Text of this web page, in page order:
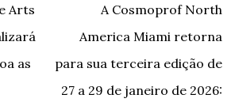
Arts
as
A Cosmoprof North
America Miami retorna
para sua terceira edição de
27 a 29 de janeiro de 2026: